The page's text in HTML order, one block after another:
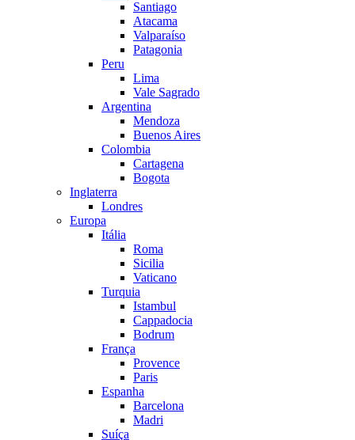
Santiago
Atacama
Valparaíso
Patagonia
Peru
Lima
Vale Sagrado
Argentina
Mendoza
Buenos Aires
Colombia
Cartagena
Bogota
Inglaterra
Londres
Europa
Itália
Roma
Sicilia
Vaticano
Turquia
Istambul
Cappadocia
Bodrum
França
Provence
Paris
Espanha
Barcelona
Madri
Suíça